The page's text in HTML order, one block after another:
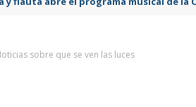
sobre que se ven las luces